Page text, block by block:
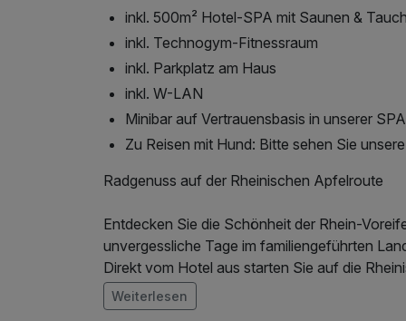
inkl. 500m² Hotel-SPA mit Saunen &
inkl. Technogym-Fitnessraum
inkl. Parkplatz am Haus
inkl. W-LAN
Minibar auf Vertrauensbasis in unserer
Zu Reisen mit Hund: Bitte sehen Sie
Radgenuss auf der Rheinischen Apfelroute
Entdecken Sie die Schönheit der Rhein-
unvergessliche Tage im familiengeführten
Direkt vom Hotel aus starten Sie auf die
Nordrhein-Westfalens. Auf überwiegend
blühenden Obstplantagen, weitläufigen
Im Angebot enthalten
Weiterlesen